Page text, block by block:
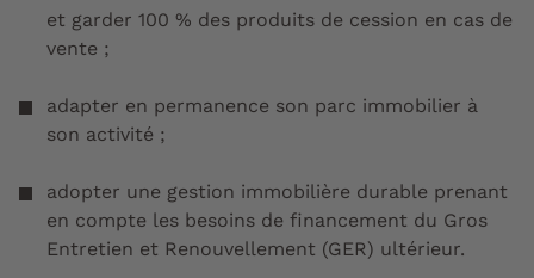
et garder 100 % des produits de cession en cas de
vente ;
adapter en permanence son parc immobilier à
son activité ;
adopter une gestion immobilière durable prenant
en compte les besoins de financement du Gros
Entretien et Renouvellement (GER) ultérieur.